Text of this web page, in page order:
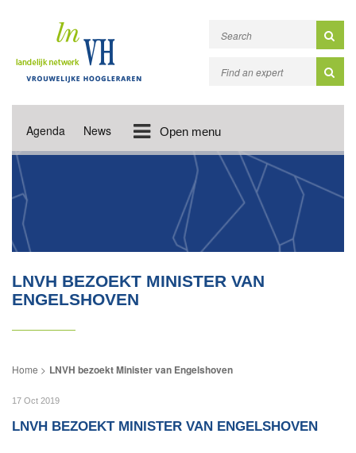
Agenda News Open menu
LNVH BEZOEKT MINISTER VAN
ENGELSHOVEN
LNVH bezoekt Minister van Engelshoven
17 Oct 2019
LNVH BEZOEKT MINISTER VAN ENGELSHOVEN